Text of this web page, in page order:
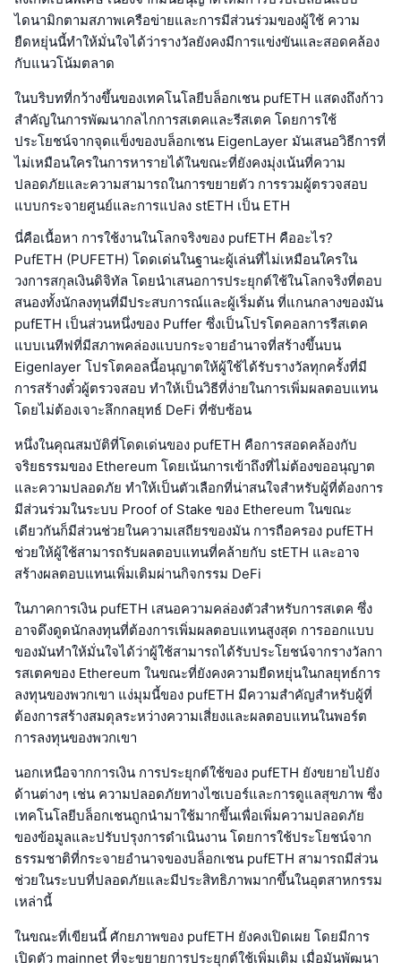
ไดนามิกตามสภาพเครือข่ายและการมีส่วนร่วมของผู้ใช้ ความ
ยืดหยุ่นนี้ทำให้มั่นใจได้ว่ารางวัลยังคงมีการแข่งขันและสอดคล้อง
กับแนวโน้มตลาด
ในบริบทที่กว้างขึ้นของเทคโนโลยีบล็อกเชน pufETH แสดงถึงก้าว
สำคัญในการพัฒนากลไกการสเตคและรีสเตค โดยการใช้
ประโยชน์จากจุดแข็งของบล็อกเชน EigenLayer มันเสนอวิธีการที่
ไม่เหมือนใครในการหารายได้ในขณะที่ยังคงมุ่งเน้นที่ความ
ปลอดภัยและความสามารถในการขยายตัว การรวมผู้ตรวจสอบ
แบบกระจายศูนย์และการแปลง stETH เป็น ETH
นี่คือเนื้อหา การใช้งานในโลกจริงของ pufETH คืออะไร?
PufETH (PUFETH) โดดเด่นในฐานะผู้เล่นที่ไม่เหมือนใครใน
วงการสกุลเงินดิจิทัล โดยนำเสนอการประยุกต์ใช้ในโลกจริงที่ตอบ
สนองทั้งนักลงทุนที่มีประสบการณ์และผู้เริ่มต้น ที่แกนกลางของมัน
pufETH เป็นส่วนหนึ่งของ Puffer ซึ่งเป็นโปรโตคอลการรีสเตค
แบบเนทีฟที่มีสภาพคล่องแบบกระจายอำนาจที่สร้างขึ้นบน
Eigenlayer โปรโตคอลนี้อนุญาตให้ผู้ใช้ได้รับรางวัลทุกครั้งที่มี
การสร้างตั๋วผู้ตรวจสอบ ทำให้เป็นวิธีที่ง่ายในการเพิ่มผลตอบแทน
โดยไม่ต้องเจาะลึกกลยุทธ์ DeFi ที่ซับซ้อน
หนึ่งในคุณสมบัติที่โดดเด่นของ pufETH คือการสอดคล้องกับ
จริยธรรมของ Ethereum โดยเน้นการเข้าถึงที่ไม่ต้องขออนุญาต
และความปลอดภัย ทำให้เป็นตัวเลือกที่น่าสนใจสำหรับผู้ที่ต้องการ
มีส่วนร่วมในระบบ Proof of Stake ของ Ethereum ในขณะ
เดียวกันก็มีส่วนช่วยในความเสถียรของมัน การถือครอง pufETH
ช่วยให้ผู้ใช้สามารถรับผลตอบแทนที่คล้ายกับ stETH และอาจ
สร้างผลตอบแทนเพิ่มเติมผ่านกิจกรรม DeFi
ในภาคการเงิน pufETH เสนอความคล่องตัวสำหรับการสเตค ซึ่ง
อาจดึงดูดนักลงทุนที่ต้องการเพิ่มผลตอบแทนสูงสุด การออกแบบ
ของมันทำให้มั่นใจได้ว่าผู้ใช้สามารถได้รับประโยชน์จากรางวัลกา
รสเตคของ Ethereum ในขณะที่ยังคงความยืดหยุ่นในกลยุทธ์การ
ลงทุนของพวกเขา แง่มุมนี้ของ pufETH มีความสำคัญสำหรับผู้ที่
ต้องการสร้างสมดุลระหว่างความเสี่ยงและผลตอบแทนในพอร์ต
การลงทุนของพวกเขา
นอกเหนือจากการเงิน การประยุกต์ใช้ของ pufETH ยังขยายไปยัง
ด้านต่างๆ เช่น ความปลอดภัยทางไซเบอร์และการดูแลสุขภาพ ซึ่ง
เทคโนโลยีบล็อกเชนถูกนำมาใช้มากขึ้นเพื่อเพิ่มความปลอดภัย
ของข้อมูลและปรับปรุงการดำเนินงาน โดยการใช้ประโยชน์จาก
ธรรมชาติที่กระจายอำนาจของบล็อกเชน pufETH สามารถมีส่วน
ช่วยในระบบที่ปลอดภัยและมีประสิทธิภาพมากขึ้นในอุตสาหกรรม
เหล่านี้
ในขณะที่เขียนนี้ ศักยภาพของ pufETH ยังคงเปิดเผย โดยมีการ
เปิดตัว mainnet ที่จะขยายการประยุกต์ใช้เพิ่มเติม เมื่อมันพัฒนา